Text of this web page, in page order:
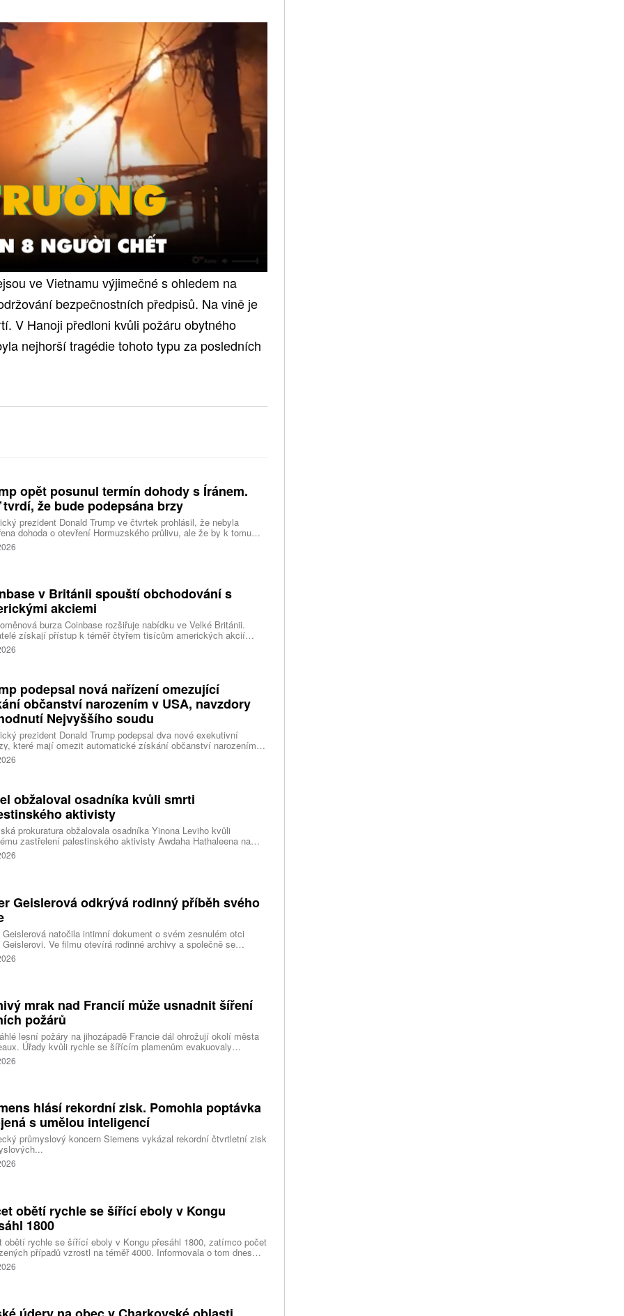
ve Vietnamu výjimečné s ohledem na
bezpečnostních předpisů. Na vině je
V Hanoji předloni kvůli požáru obytného
nejhorší tragédie tohoto typu za posledních
opět posunul termín dohody s Íránem.
tvrdí, že bude podepsána brzy
prezident Donald Trump ve čtvrtek prohlásil, že nebyla
dohoda o otevření Hormuzského průlivu, ale že by k tomu
dojít brzy. Írán je mezitím nadosah dohody o tranzitu v úžině
která může pro Trumpa představovat problém.
v Británii spouští obchodování s
akciemi
burza Coinbase rozšiřuje nabídku ve Velké Británii.
získají přístup k téměř čtyřem tisícům amerických akcií
v aplikaci, ve které spravují kryptoměny a běžné peníze.
podepsal nová nařízení omezující
občanství narozením v USA, navzdory
Nejvyššího soudu
prezident Donald Trump podepsal dva nové exekutivní
které mají omezit automatické získání občanství narozením
Spojených států. Přichází s nimi jen několik týdnů poté, co
soud odmítl jeho předchozí pokus.
obžaloval osadníka kvůli smrti
aktivisty
prokuratura obžalovala osadníka Yinona Leviho kvůli
zastřelení palestinského aktivisty Awdaha Hathaleena na
Západním břehu Jordánu. Levi vinu odmítá a tvrdí, že
v sebeobraně.
Geislerová odkrývá rodinný příběh svého
Geislerová natočila intimní dokument o svém zesnulém otci
Geislerovi. Ve filmu otevírá rodinné archivy a společně se
Aňou skládá portrét talentovaného muže, který měl v sobě
i temnější stránku.
mrak nad Francií může usnadnit šíření
požárů
lesní požáry na jihozápadě Francie dál ohrožují okolí města
Úřady kvůli rychle se šířícím plamenům evakuovaly
lidí a nevylučují ani další rozšiřování bezpečnostních
Hasiči zároveň čelí neobvyklému jevu, který podle nich
hlásí rekordní zisk. Pomohla poptávka
s umělou inteligencí
průmyslový koncern Siemens vykázal rekordní čtvrtletní zisk
obětí rychle se šířící eboly v Kongu
1800
obětí rychle se šířící eboly v Kongu přesáhl 1800, zatímco počet
případů vzrostl na téměř 4000. Informovala o tom dnes
Reuters s odkazem na konžské úřady.